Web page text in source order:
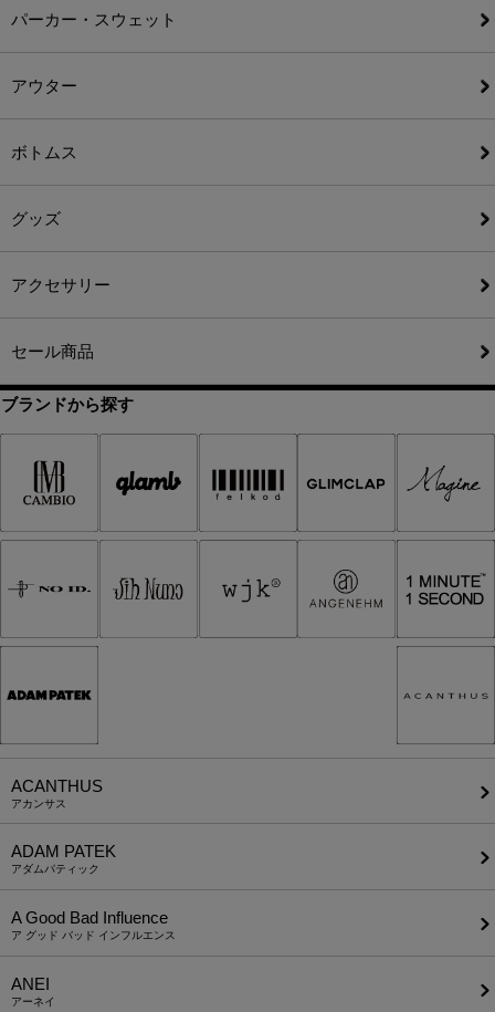
パーカー・スウェット
アウター
ボトムス
グッズ
アクセサリー
セール商品
ブランドから探す
ACANTHUS
アカンサス
ADAM PATEK
アダムパティック
A Good Bad Influence
ア グッド バッド インフルエンス
ANEI
アーネイ